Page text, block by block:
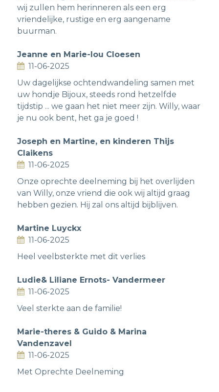
wij zullen hem herinneren als een erg
vriendelijke, rustige en erg aangename
buurman.
Jeanne en Marie-lou Cloesen
11-06-2025
Uw dagelijkse ochtendwandeling samen met
uw hondje Bijoux, steeds rond hetzelfde
tijdstip ... we gaan het niet meer zijn. Willy, waar
je nu ook bent, het ga je goed !
Joseph en Martine, en kinderen Thijs
Claikens
11-06-2025
Onze oprechte deelneming bij het overlijden
van Willy, onze vriend die ook wij altijd graag
hebben gezien. Hij zal ons altijd bijblijven.
Martine Luyckx
11-06-2025
Heel veelbsterkte met dit verlies
Ludie& Liliane Ernots- Vandermeer
11-06-2025
Veel sterkte aan de familie!
Marie-theres & Guido & Marina
Vandenzavel
11-06-2025
Met Oprechte Deelneming